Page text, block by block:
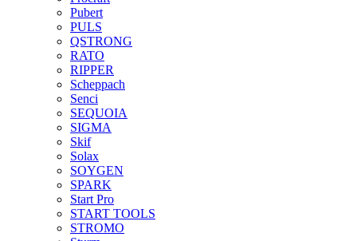
Pubert
PULS
QSTRONG
RATO
RIPPER
Scheppach
Senci
SEQUOIA
SIGMA
Skif
Solax
SOYGEN
SPARK
Start Pro
START TOOLS
STROMO